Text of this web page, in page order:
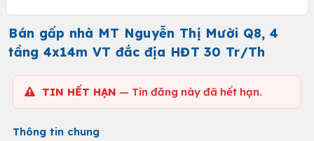
Bán gấp nhà MT Nguyễn Thị Mười Q8, 4
tầng 4x14m VT đắc địa HĐT 30 Tr/Th
TIN HẾT HẠN — Tin đăng này đã hết hạn.
Thông tin chung